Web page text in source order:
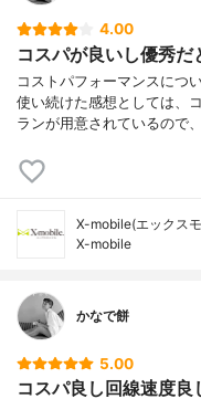
4.00
コスパが良いし優秀だ
コストパフォーマンスにつ
使い続けた感想としては、
ランが用意されているので
X-mobile(エックス
X-mobile
かなで餅
5.00
コスパ良し回線速度良